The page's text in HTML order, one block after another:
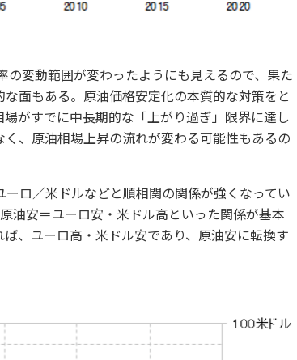
変動範囲が変わったようにも見えるので、果た
面もある。原油価格安定化の本質的な対策をと
がすでに中長期的な「上がり過ぎ」限界に達し
、原油相場上昇の流れが変わる可能性もあるの
ロ／米ドルなどと順相関の関係が強くなってい
油安＝ユーロ安・米ドル高といった関係が基本
、ユーロ高・米ドル安であり、原油安に転換す